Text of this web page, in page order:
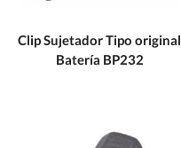
Clip Sujetador Tipo original
Batería BP232